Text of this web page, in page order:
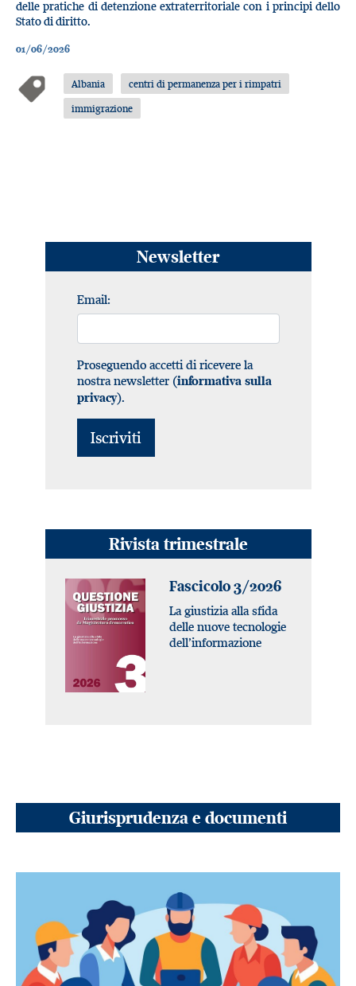
delle pratiche di detenzione extraterritoriale con i principi dello
Stato di diritto.
01/06/2026
Albania
centri di permanenza per i rimpatri
immigrazione
Newsletter
Email:
Proseguendo accetti di ricevere la
nostra newsletter (informativa sulla
privacy).
Rivista trimestrale
Fascicolo 3/2026
La giustizia alla sfida
delle nuove tecnologie
dell’informazione
Giurisprudenza e documenti